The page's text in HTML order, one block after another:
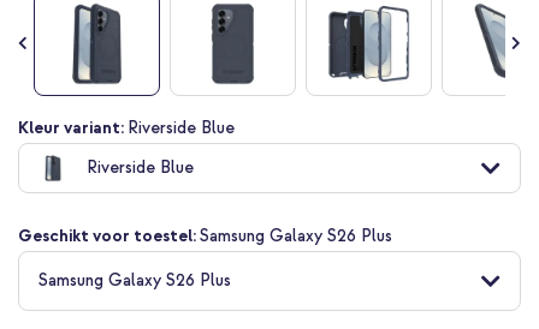
Ga
naar
begin
de
afbeeldingen-
gallerij
Kleur variant: Riverside Blue
Riverside Blue
Geschikt voor toestel:Samsung Galaxy S26 Plus
Samsung Galaxy S26 Plus